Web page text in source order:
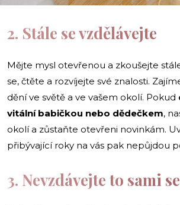
2. Stále se vzdělávejte
Mějte mysl otevřenou a zkoušejte
se, čtěte a rozvíjejte své znalosti.
dění ve světě a ve vašem okolí. Pokud
vitální babičkou nebo dědečkem,
okolí a zůstaňte otevřeni novinkám.
přibývající roky na vás pak nepůjdou
3. Nevzdávejte to sami